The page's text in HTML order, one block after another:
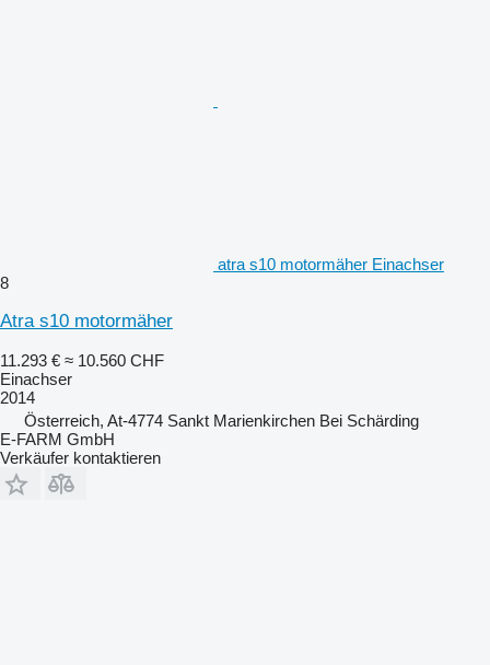
atra s10 motormäher Einachser
8
Atra s10 motormäher
11.293 € ≈ 10.560 CHF
Einachser
2014
Österreich, At-4774 Sankt Marienkirchen Bei Schärding
E-FARM GmbH
Verkäufer kontaktieren